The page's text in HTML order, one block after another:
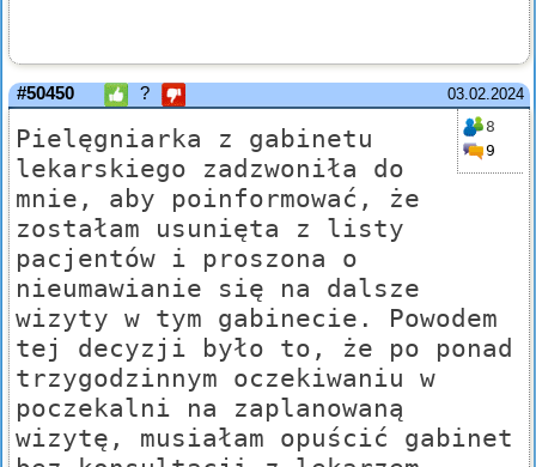
03.02.2024
#50450 ?
8
9
Pielęgniarka z gabinetu
lekarskiego zadzwoniła do
mnie, aby poinformować, że
zostałam usunięta z listy
pacjentów i proszona o
nieumawianie się na dalsze
wizyty w tym gabinecie. Powodem
tej decyzji było to, że po ponad
trzygodzinnym oczekiwaniu w
poczekalni na zaplanowaną
wizytę, musiałam opuścić gabinet